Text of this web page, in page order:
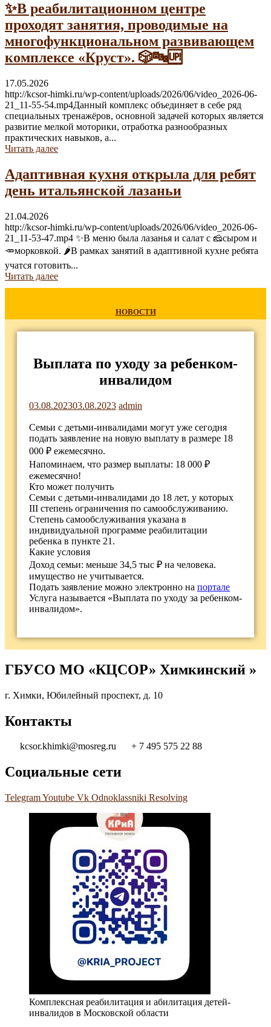
✨В реабилитационном центре
проходят занятия, проводимые на
многофункциональном развивающем
комплексе «Круст». 🎲🔤🆙
17.05.2026
http://kcsor-himki.ru/wp-content/uploads/2026/06/video_2026-06-
21_11-55-54.mp4Данный комплекс объединяет в себе ряд
специальных тренажёров, основной задачей которых является
развитие мелкой моторики, отработка разнообразных
практических навыков, а...
Читать далее
Адаптивная кухня открыла для ребят
день итальянской лазаньи
21.04.2026
http://kcsor-himki.ru/wp-content/uploads/2026/06/video_2026-06-
21_11-53-47.mp4 ✨В меню была лазанья и салат с 🧀сыром и
🥕морковкой. 🌶В рамках занятий в адаптивной кухне ребята
учатся готовить...
Читать далее
НОВОСТИ
Выплата по уходу за ребенком-
инвалидом
03.08.202303.08.2023 admin
Семьи с детьми-инвалидами могут уже сегодня
подать заявление на новую выплату в размере 18
000 ₽ ежемесячно.
Напоминаем, что размер выплаты: 18 000 ₽
ежемесячно!
Кто может получить
Cемьи с детьми-инвалидами до 18 лет, у которых
III степень ограничения по самообслуживанию.
Степень самообслуживания указана в
индивидуальной программе реабилитации
ребенка в пункте 21.
Какие условия
Доход семьи: меньше 34,5 тыс ₽ на человека.
имущество не учитывается.
Подать заявление можно электронно на портале
Услуга называется «Выплата по уходу за ребенком-
инвалидом».
ГБУСО МО «КЦСОР» Химкинский »
г. Химки, Юбилейный проспект, д. 10
Контакты
kcsor.khimki@mosreg.ru + 7 495 575 22 88
Социальные сети
TelegramYoutube Vk Odnoklassniki Resolving
Комплексная реабилитация и абилитация детей-
инвалидов в Московской области